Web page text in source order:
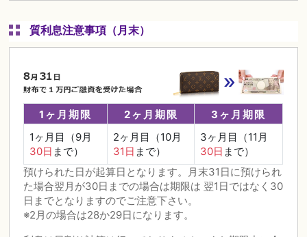
質利息注意事項（月末）
1ヶ月期限 2ヶ月期限
3ヶ月期限
1ヶ月目（9月
30日 まで）
2ヶ月目（10月
31日 まで）
3ヶ月目（11月
30日 まで）
預けられた日が起算日となります。月末31日に預けられ
た場合翌月が30日までの場合は期限は 翌1日ではなく30
日までとなりますのでご注意下さい。
※2月の場合は28か29日になります。